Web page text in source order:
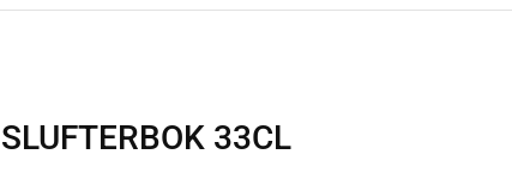
33CL